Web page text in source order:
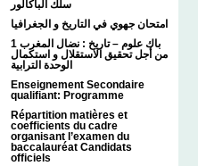
سلك الباكالور
امتحان جهوي في التاريخ و الجغرافيا
1 باك علوم – تاريخ : نضال المغرب
من أجل تحقيق الاستقلال و استكمال
الوحدة الترابية
Enseignement Secondaire
qualifiant: Programme
Répartition matières et
coefficients du cadre
organisant l’examen du
baccalauréat Candidats
officiels